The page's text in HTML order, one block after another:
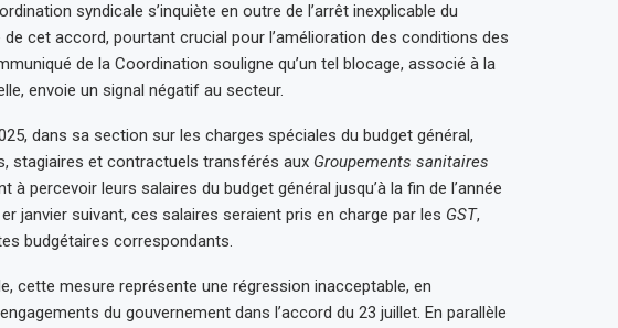
syndicale s’inquiète en outre de l’arrêt inexplicable du
cet accord, pourtant crucial pour l’amélioration des conditions des
de la Coordination souligne qu’un tel blocage, associé à la
envoie un signal négatif au secteur.
dans sa section sur les charges spéciales du budget général,
stagiaires et contractuels transférés aux Groupements sanitaires
à percevoir leurs salaires du budget général jusqu’à la fin de l’année
janvier suivant, ces salaires seraient pris en charge par les GST,
budgétaires correspondants.
cette mesure représente une régression inacceptable, en
du gouvernement dans l’accord du 23 juillet. En parallèle